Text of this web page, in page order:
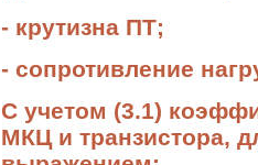
- крутизна ПТ;
- сопротивление
С учетом (3.1)
МКЦ и транзистора,